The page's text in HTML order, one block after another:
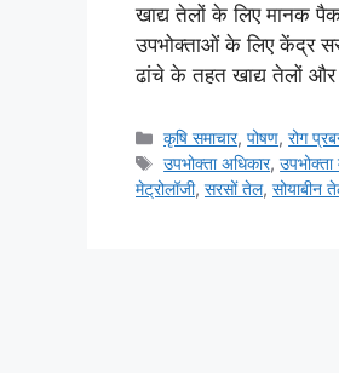
खाद्य तेलों के लिए मानक
उपभोक्ताओं के लिए केंद्र
ढांचे के तहत खाद्य तेलों
कृषि समाचार,पोषण,रोग
उपभोक्ता अधिकार,उपभोक्ता
मेट्रोलॉजी, सरसों तेल, सोयाबीन